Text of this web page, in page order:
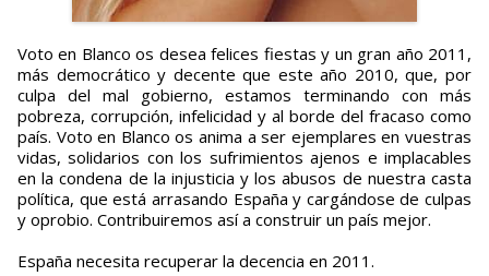
Voto en Blanco os desea felices fiestas y un gran año 2011,
más democrático y decente que este año 2010, que, por
culpa del mal gobierno, estamos terminando con más
pobreza, corrupción, infelicidad y al borde del fracaso como
país. Voto en Blanco os anima a ser ejemplares en vuestras
vidas, solidarios con los sufrimientos ajenos e implacables
en la condena de la injusticia y los abusos de nuestra casta
política, que está arrasando España y cargándose de culpas
y oprobio. Contribuiremos así a construir un país mejor.
España necesita recuperar la decencia en 2011.